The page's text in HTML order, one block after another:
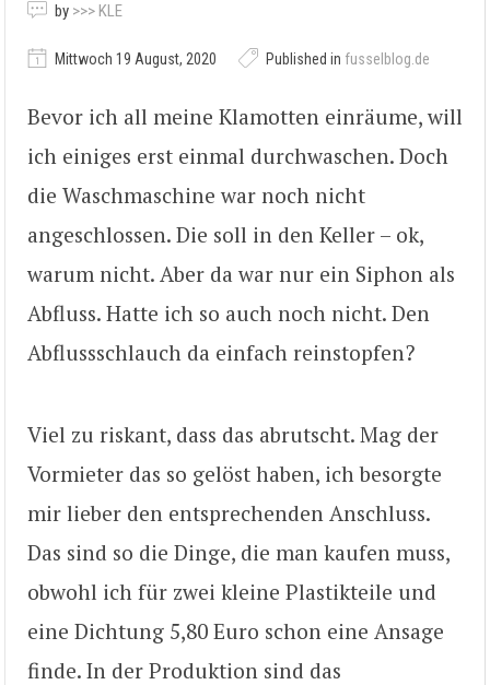
by >>> KLE
Mittwoch 19 August, 2020 Published in fusselblog.de
Bevor ich all meine Klamotten einräume, will
ich einiges erst einmal durchwaschen. Doch
die Waschmaschine war noch nicht
angeschlossen. Die soll in den Keller – ok,
warum nicht. Aber da war nur ein Siphon als
Abfluss. Hatte ich so auch noch nicht. Den
Abflussschlauch da einfach reinstopfen?
Viel zu riskant, dass das abrutscht. Mag der
Vormieter das so gelöst haben, ich besorgte
mir lieber den entsprechenden Anschluss.
Das sind so die Dinge, die man kaufen muss,
obwohl ich für zwei kleine Plastikteile und
eine Dichtung 5,80 Euro schon eine Ansage
finde. In der Produktion sind das